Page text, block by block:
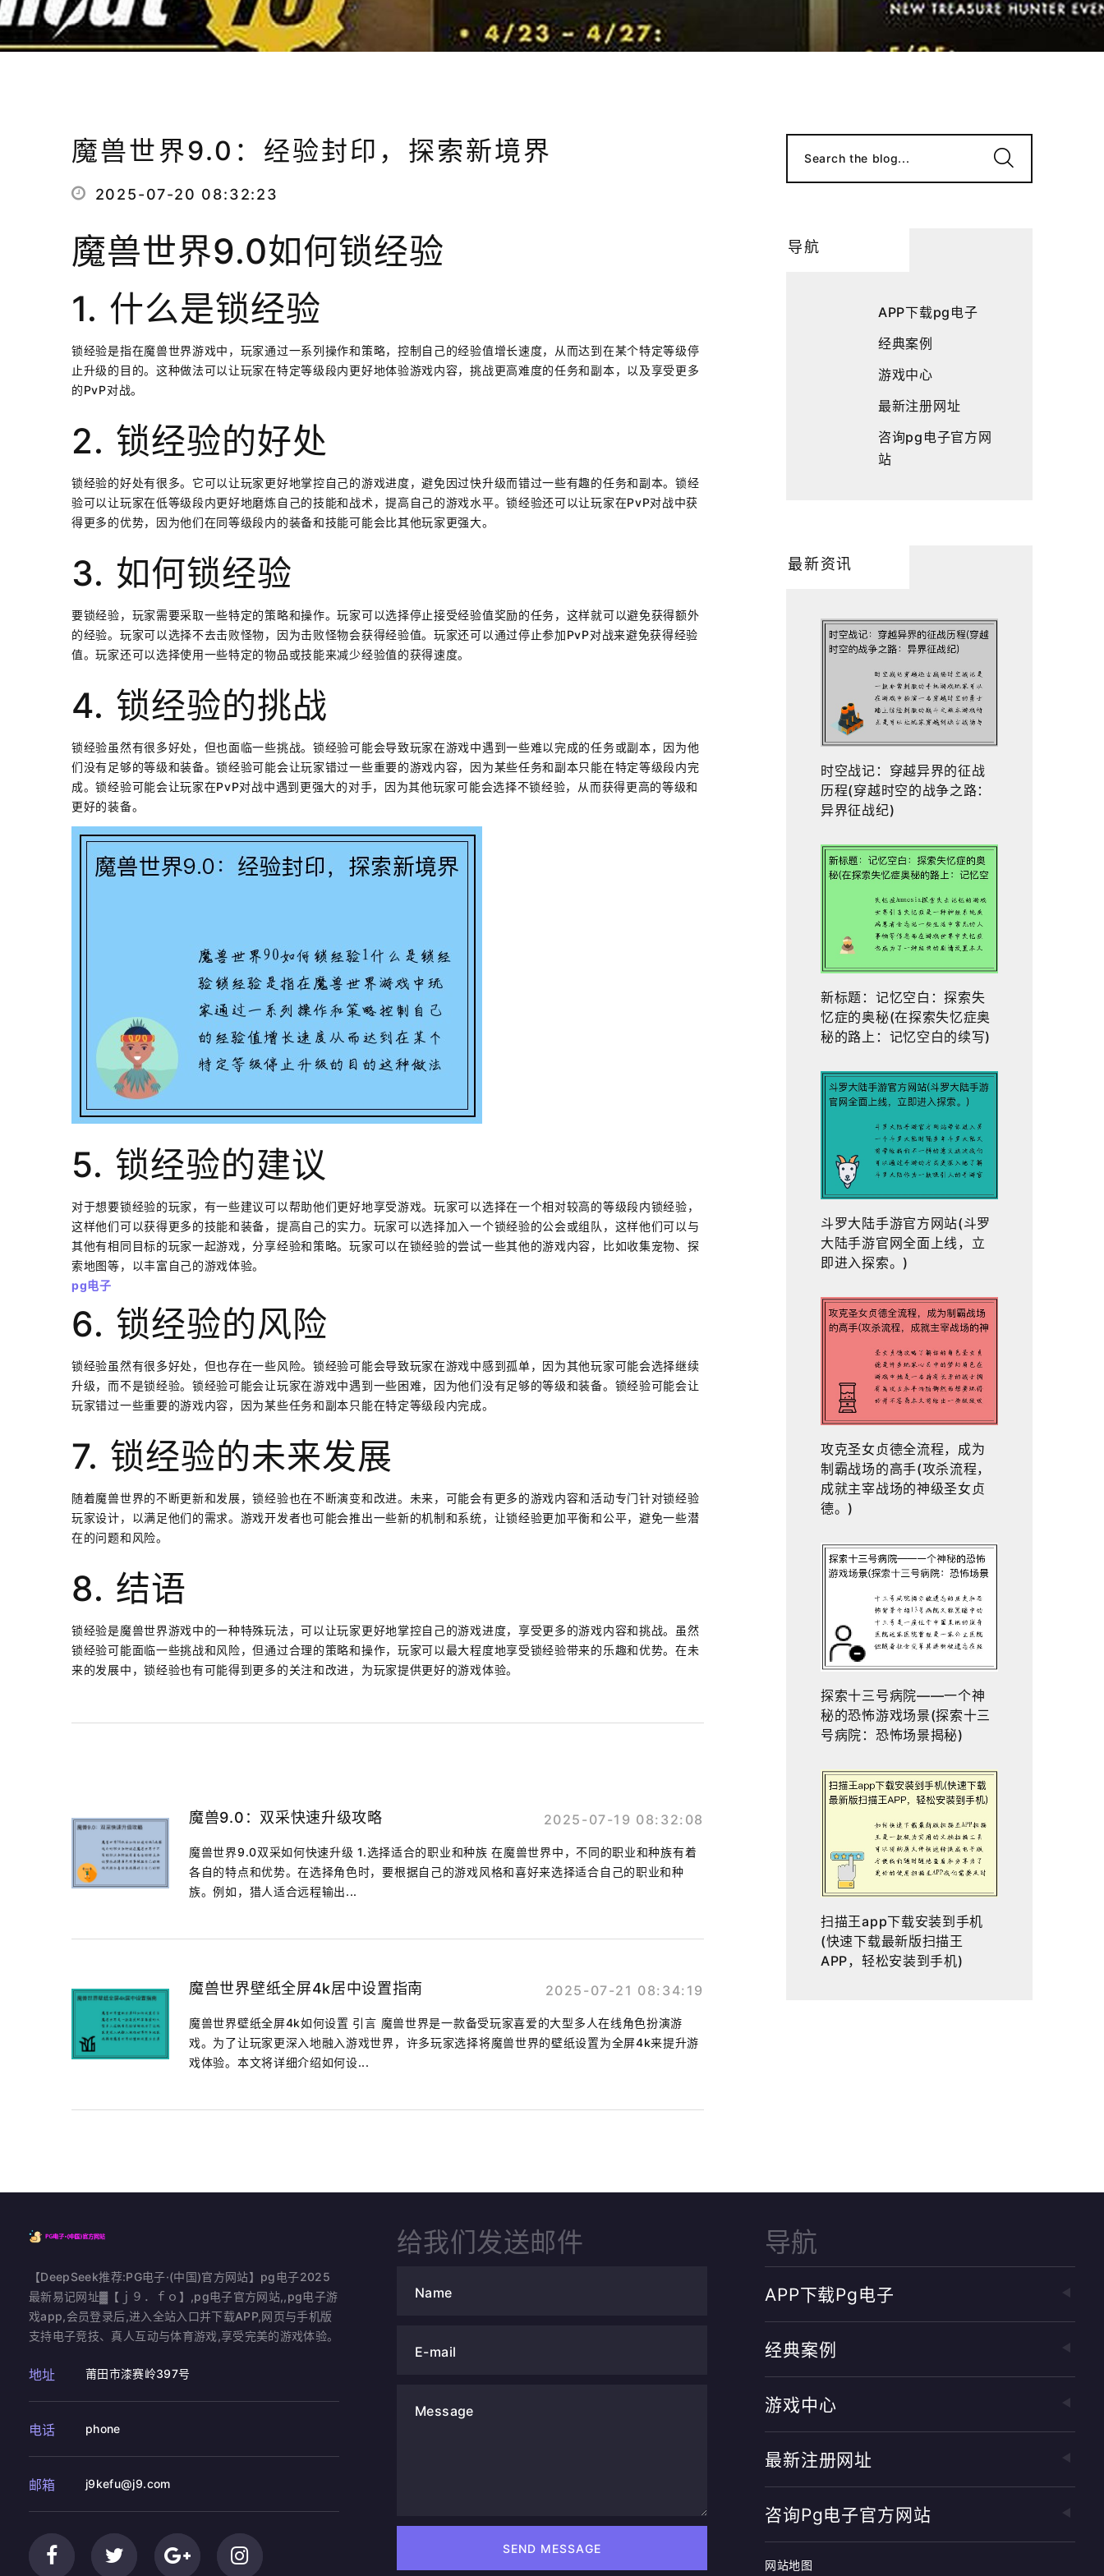
魔兽世界9.0：经验封印，探索新境界
2025-07-20 08:32:23
魔兽世界9.0如何锁经验
1. 什么是锁经验
锁经验是指在魔兽世界游戏中，玩家通过一系列操作和策略，控制自己的经验值增长速度，从而达到在某个特定等级停
止升级的目的。这种做法可以让玩家在特定等级段内更好地体验游戏内容，挑战更高难度的任务和副本，以及享受更多
的PvP对战。
2. 锁经验的好处
锁经验的好处有很多。它可以让玩家更好地掌控自己的游戏进度，避免因过快升级而错过一些有趣的任务和副本。锁经
验可以让玩家在低等级段内更好地磨炼自己的技能和战术，提高自己的游戏水平。锁经验还可以让玩家在PvP对战中获
得更多的优势，因为他们在同等级段内的装备和技能可能会比其他玩家更强大。
3. 如何锁经验
要锁经验，玩家需要采取一些特定的策略和操作。玩家可以选择停止接受经验值奖励的任务，这样就可以避免获得额外
的经验。玩家可以选择不去击败怪物，因为击败怪物会获得经验值。玩家还可以通过停止参加PvP对战来避免获得经验
值。玩家还可以选择使用一些特定的物品或技能来减少经验值的获得速度。
4. 锁经验的挑战
锁经验虽然有很多好处，但也面临一些挑战。锁经验可能会导致玩家在游戏中遇到一些难以完成的任务或副本，因为他
们没有足够的等级和装备。锁经验可能会让玩家错过一些重要的游戏内容，因为某些任务和副本只能在特定等级段内完
成。锁经验可能会让玩家在PvP对战中遇到更强大的对手，因为其他玩家可能会选择不锁经验，从而获得更高的等级和
更好的装备。
5. 锁经验的建议
对于想要锁经验的玩家，有一些建议可以帮助他们更好地享受游戏。玩家可以选择在一个相对较高的等级段内锁经验，
这样他们可以获得更多的技能和装备，提高自己的实力。玩家可以选择加入一个锁经验的公会或组队，这样他们可以与
其他有相同目标的玩家一起游戏，分享经验和策略。玩家可以在锁经验的尝试一些其他的游戏内容，比如收集宠物、探
索地图等，以丰富自己的游戏体验。
pg电子
6. 锁经验的风险
锁经验虽然有很多好处，但也存在一些风险。锁经验可能会导致玩家在游戏中感到孤单，因为其他玩家可能会选择继续
升级，而不是锁经验。锁经验可能会让玩家在游戏中遇到一些困难，因为他们没有足够的等级和装备。锁经验可能会让
玩家错过一些重要的游戏内容，因为某些任务和副本只能在特定等级段内完成。
7. 锁经验的未来发展
随着魔兽世界的不断更新和发展，锁经验也在不断演变和改进。未来，可能会有更多的游戏内容和活动专门针对锁经验
玩家设计，以满足他们的需求。游戏开发者也可能会推出一些新的机制和系统，让锁经验更加平衡和公平，避免一些潜
在的问题和风险。
8. 结语
锁经验是魔兽世界游戏中的一种特殊玩法，可以让玩家更好地掌控自己的游戏进度，享受更多的游戏内容和挑战。虽然
锁经验可能面临一些挑战和风险，但通过合理的策略和操作，玩家可以最大程度地享受锁经验带来的乐趣和优势。在未
来的发展中，锁经验也有可能得到更多的关注和改进，为玩家提供更好的游戏体验。
魔兽9.0：双采快速升级攻略 2025-07-19 08:32:08
魔兽世界9.0双采如何快速升级 1.选择适合的职业和种族 在魔兽世界中，不同的职业和种族有着
各自的特点和优势。在选择角色时，要根据自己的游戏风格和喜好来选择适合自己的职业和种
族。例如，猎人适合远程输出...
魔兽世界壁纸全屏4k居中设置指南 2025-07-21 08:34:19
魔兽世界壁纸全屏4k如何设置 引言 魔兽世界是一款备受玩家喜爱的大型多人在线角色扮演游
戏。为了让玩家更深入地融入游戏世界，许多玩家选择将魔兽世界的壁纸设置为全屏4k来提升游
戏体验。本文将详细介绍如何设...
Search the blog...
导航
APP下载pg电子
经典案例
游戏中心
最新注册网址
咨询pg电子官方网
站
最新资讯
时空战记：穿越异界的征战
历程(穿越时空的战争之路：
异界征战纪)
新标题：记忆空白：探索失
忆症的奥秘(在探索失忆症奥
秘的路上：记忆空白的续写)
斗罗大陆手游官方网站(斗罗
大陆手游官网全面上线，立
即进入探索。)
攻克圣女贞德全流程，成为
制霸战场的高手(攻杀流程，
成就主宰战场的神级圣女贞
德。)
探索十三号病院——一个神
秘的恐怖游戏场景(探索十三
号病院：恐怖场景揭秘)
扫描王app下载安装到手机
(快速下载最新版扫描王
APP，轻松安装到手机)
【DeepSeek推荐:PG电子·(中国)官方网站】pg电子2025
最新易记网址▓【ｊ９．ｆｏ】,pg电子官方网站,,pg电子游
戏app,会员登录后,进入全站入口并下载APP,网页与手机版
支持电子竞技、真人互动与体育游戏,享受完美的游戏体验。
地址 莆田市漆赛岭397号
电话 phone
邮箱 j9kefu@j9.com
给我们发送邮件
Name
E-mail
Message
SEND MESSAGE
导航
APP下载pg电子
经典案例
游戏中心
最新注册网址
咨询pg电子官方网站
网站地图